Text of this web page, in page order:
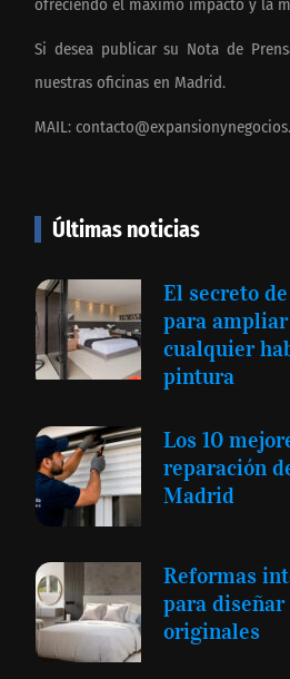
ofreciendo el máximo impacto y la
Si desea publicar su Nota de
nuestras oficinas en Madrid.
MAIL:
Últimas noticias
El secreto
para
cualquier
pintura
Los 10
reparación
Madrid
Reformas
para
originales